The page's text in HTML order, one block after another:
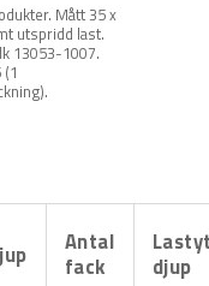
Mått 35 x
utspridd last.
13053-1007.
Antal
fack
djup